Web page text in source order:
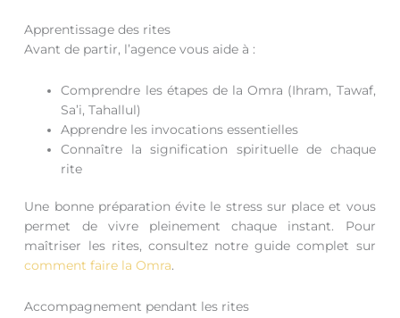
Apprentissage des rites
Avant de partir, l’agence vous aide à :
Comprendre les étapes de la Omra (Ihram, Tawaf,
Sa’i, Tahallul)
Apprendre les invocations essentielles
Connaître la signification spirituelle de chaque
rite
Une bonne préparation évite le stress sur place et vous
permet de vivre pleinement chaque instant. Pour
maîtriser les rites, consultez notre guide complet sur
comment faire la Omra.
Accompagnement pendant les rites